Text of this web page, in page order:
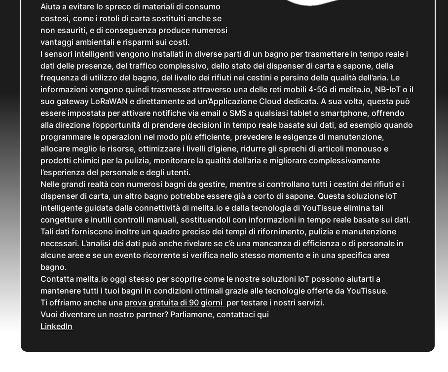
Aiuta a evitare lo spreco di materiali di consumo
costosi, come i rotoli di carta sostituiti anche se
non esauriti, e di conseguenza produce numerosi
vantaggi ambientali e risparmi sui costi.
I sensori intelligenti vengono installati in diverse parti di un bagno per trasmettere in tempo reale i
dati delle presenze, del traffico complessivo, dello stato dei dispenser di carta e sapone, della
frequenza di utilizzo del bagno, del livello dei rifiuti nei cestini e persino della qualità dell’aria. Le
informazioni vengono quindi trasmesse attraverso una delle reti mobili 4-5G di melita.io, NB-IoT o il
suo gateway LoRaWAN e direttamente ad un’Applicazione Cloud dedicata. A sua volta, questa può
essere impostata per attivare notifiche via email o SMS a qualsiasi tablet o smartphone, offrendo
alla direzione l’opportunità di prendere decisioni in tempo reale basate sui dati, ad esempio quando
programmare le operazioni nel modo più efficiente, prevedere le esigenze di manutenzione,
allocare meglio le risorse, ottimizzare i livelli d’igiene, ridurre gli sprechi di articoli monouso e
prodotti chimici per la pulizia, monitorare la qualità dell’aria e migliorare complessivamente
l’esperienza del personale e degli utenti.
Nelle grandi realtà con numerosi bagni da gestire, mentre si controllano tutti i cestini dei rifiuti e i
dispenser di carta, un altro bagno potrebbe essere già a corto di sapone. Questa soluzione IoT
intelligente guidata dalla connettività di melita.io e dalla tecnologia di YouTissue elimina tali
congetture e inutili controlli manuali, sostituendoli con informazioni in tempo reale basate sui dati.
Tali dati forniscono inoltre un quadro preciso dei tempi di rifornimento, pulizia e manutenzione
necessari. L’analisi dei dati può anche rivelare se c’è una mancanza di efficienza o di personale in
alcune aree e se un evento ricorrente si verifica nello stesso momento e in una specifica area
bagno.
Contatta melita.io oggi stesso per scoprire come le nostre soluzioni IoT possono aiutarti a
mantenere tutti i tuoi bagni in condizioni ottimali grazie alle tecnologie offerte da YouTissue.
Ti offriamo anche una prova gratuita di 90 giorni per testare i nostri servizi.
Vuoi diventare un nostro partner? Parliamone, contattaci qui
LinkedIn